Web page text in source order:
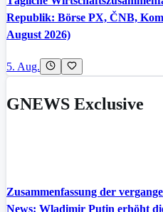
Republik: Börse PX, ČNB,
August 2026)
5. Aug.
GNEWS Exclusive
Zusammenfassung der
News: Wladimir Putin erhöht